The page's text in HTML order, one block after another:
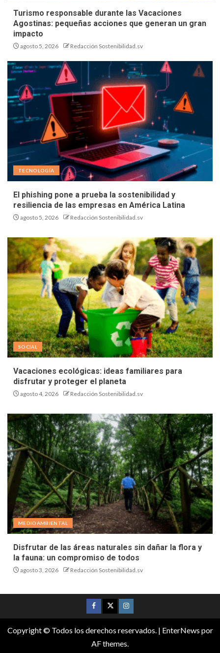
Turismo responsable durante las Vacaciones
Agostinas: pequeñas acciones que generan un gran
impacto
agosto 5, 2026 Redacción Sostenibilidad.sv
TECNOLOGÍA
El phishing pone a prueba la sostenibilidad y
resiliencia de las empresas en América Latina
agosto 5, 2026 Redacción Sostenibilidad.sv
SOCIAL
Vacaciones ecológicas: ideas familiares para
disfrutar y proteger el planeta
agosto 4, 2026 Redacción Sostenibilidad.sv
MEDIOAMBIENTAL
Disfrutar de las áreas naturales sin dañar la flora y
la fauna: un compromiso de todos
agosto 3, 2026 Redacción Sostenibilidad.sv
Copyright © Todos los derechos reservados. | EnterNews por
AF themes.